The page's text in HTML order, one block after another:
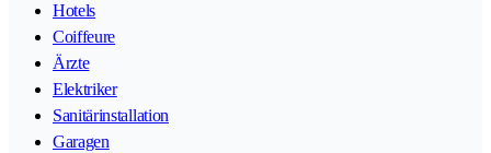
Hotels
Coiffeure
Ärzte
Elektriker
Sanitärinstallation
Garagen